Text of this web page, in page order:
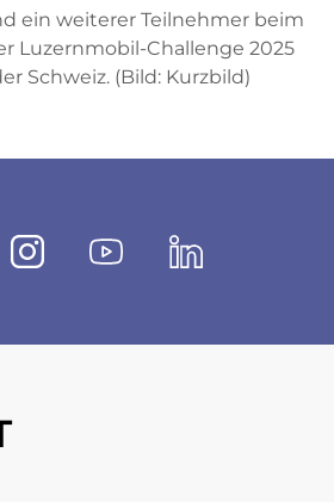
ein weiterer Teilnehmer beim
Luzernmobil-Challenge 2025
Schweiz. (Bild: Kurzbild)
InstagramYoutubeLinkedin